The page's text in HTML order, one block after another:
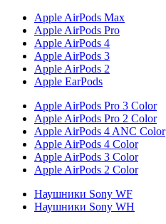
Apple AirPods Max
Apple AirPods Pro
Apple AirPods 4
Apple AirPods 3
Apple AirPods 2
Apple EarPods
Apple AirPods Pro 3 Color
Apple AirPods Pro 2 Color
Apple AirPods 4 ANC Color
Apple AirPods 4 Color
Apple AirPods 3 Color
Apple AirPods 2 Color
Наушники Sony WF
Наушники Sony WH